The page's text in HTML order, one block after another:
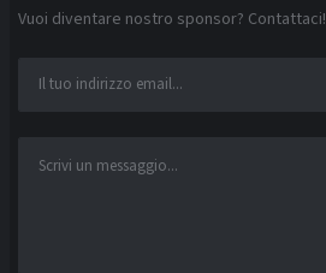
Vuoi diventare nostro sponsor? Contattaci!